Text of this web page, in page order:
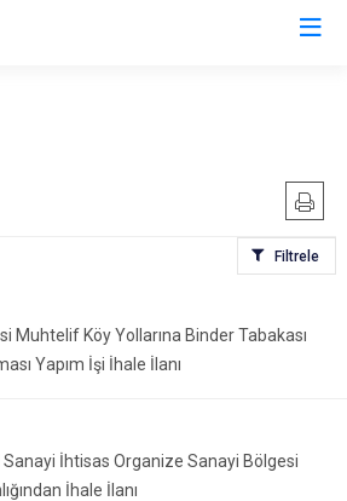
Filtrele
Muhtelif Köy Yollarına Binder Tabakası
Yapım İşi İhale İlanı
Sanayi İhtisas Organize Sanayi Bölgesi
İhale İlanı